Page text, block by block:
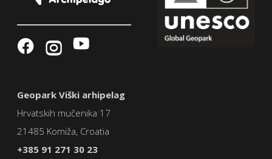
Geopark Viški arhipelag
Hrvatskih mučenika 17
21485 Komiža, Croatia
+385 91 271 30 23